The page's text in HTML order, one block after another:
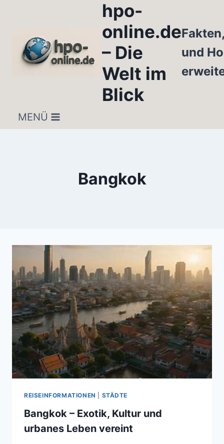
hpo-
online.de
– Die
Welt im
Blick
und
MENÜ
Bangkok
REISEINFORMATIONEN STÄDTE
Bangkok – Exotik, Kultur und
urbanes Leben vereint